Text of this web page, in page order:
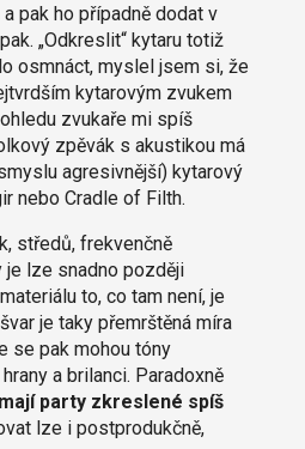
pak ho případně dodat v
„Odkreslit“ kytaru totiž
osmnáct, myslel jsem si, že
kytarovým zvukem
zvukaře mi spíš
zpěvák s akustikou má
agresivnější) kytarový
nebo Cradle of Filth.
středů, frekvenčně
je lze snadno později
to, co tam není, je
je taky přemrštěná míra
se pak mohou tóny
a brilanci. Paradoxně
party zkreslené spíš
lze i postprodukčně,